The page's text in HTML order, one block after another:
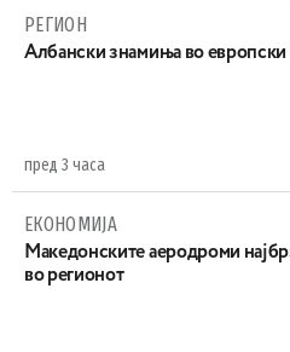
РЕГИОН
Aлбански знамиња во
пред 3 часа
ЕКОНОМИЈА
Maкедонските аеродроми
во регионот